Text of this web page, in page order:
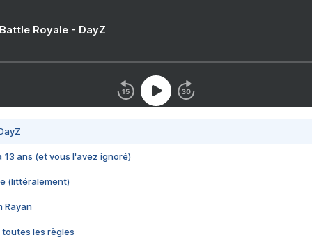
Royale - DayZ
13 ans (et vous l'avez ignoré)
(littéralement)
Rayan
toutes les règles